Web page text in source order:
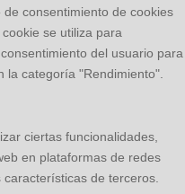
de consentimiento de cookies
se utiliza para
del usuario para
la categoría "Rendimiento".
ciertas funcionalidades,
en plataformas de redes
de terceros.